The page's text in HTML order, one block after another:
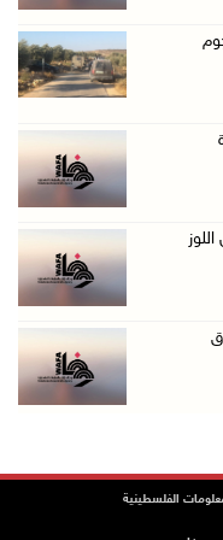
اللوز ...
شرق الطي ...
بشأن مستقب ...
برك سلي ...
الفلسطينية